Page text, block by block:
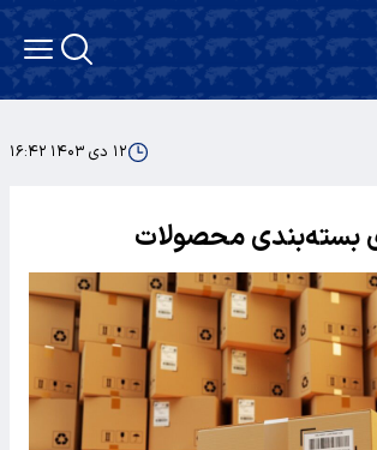
۱۲ دی ۱۴۰۳ ۱۶:۴۲
بسته‌بندی محصولات